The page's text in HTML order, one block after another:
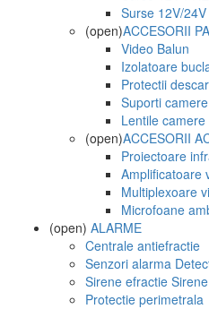
Surse 12V/
(open)ACCESORII
Video Balun
Izolatoare
Protectii
Suporti camere
Lentile camere
(open)ACCESORII
Proiectoare
Amplificatoare
Multiplexoare
Microfoane
(open) ALARME
Centrale antiefractie
Senzori alarma
Sirene efractie
Protectie perimetrala